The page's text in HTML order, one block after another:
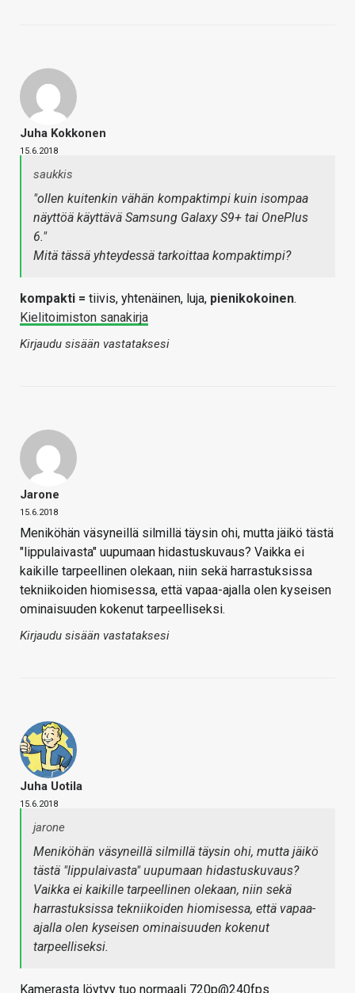
Juha Kokkonen
15.6.2018
saukkis
"ollen kuitenkin vähän kompaktimpi kuin isompaa
näyttöä käyttävä Samsung Galaxy S9+ tai OnePlus
6."
Mitä tässä yhteydessä tarkoittaa kompaktimpi?
kompakti = tiivis, yhtenäinen, luja, pienikokoinen.
Kielitoimiston sanakirja
Kirjaudu sisään vastataksesi
Jarone
15.6.2018
Meniköhän väsyneillä silmillä täysin ohi, mutta jäikö tästä
"lippulaivasta" uupumaan hidastuskuvaus? Vaikka ei
kaikille tarpeellinen olekaan, niin sekä harrastuksissa
tekniikoiden hiomisessa, että vapaa-ajalla olen kyseisen
ominaisuuden kokenut tarpeelliseksi.
Kirjaudu sisään vastataksesi
Juha Uotila
15.6.2018
jarone
Meniköhän väsyneillä silmillä täysin ohi, mutta jäikö
tästä "lippulaivasta" uupumaan hidastuskuvaus?
Vaikka ei kaikille tarpeellinen olekaan, niin sekä
harrastuksissa tekniikoiden hiomisessa, että vapaa-
ajalla olen kyseisen ominaisuuden kokenut
tarpeelliseksi.
Kamerasta löytyy tuo normaali 720p@240fps